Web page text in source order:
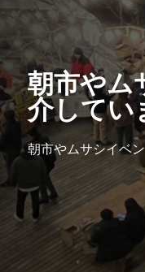
朝市やム
介してい
朝市やムサシイベ